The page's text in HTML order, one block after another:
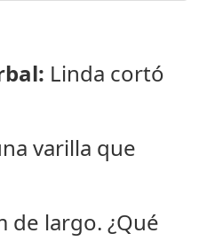
Linda cortó
varilla que
de largo. ¿Qué